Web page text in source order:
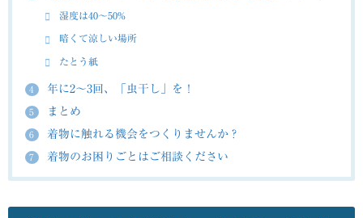
湿度は40～50%
暗くて涼しい場所
たとう紙
4 年に2～3回、「虫干し」を！
5 まとめ
6 着物に触れる機会をつくりませんか？
7 着物のお困りごとはご相談ください